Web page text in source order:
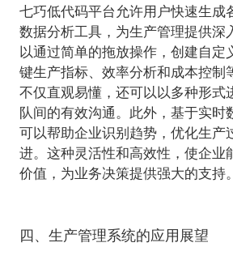
七巧低代码平台允许用户快速生成
数据分析工具，为生产管理提供深
以通过简单的拖放操作，创建自定
键生产指标、效率分析和成本控制
不仅直观易懂，还可以以多种形式
队间的有效沟通。此外，基于实时
可以帮助企业识别趋势，优化生产
进。这种灵活性和高效性，使企业
价值，为业务决策提供强大的支持。
四、生产管理系统的应用展望